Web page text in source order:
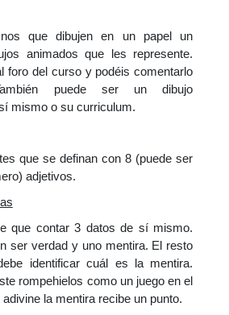
que dibujen en un papel un
animados que les represente.
foro del curso y podéis comentarlo
puede ser un dibujo
mismo o su curriculum.
que se definan con 8 (puede ser
adjetivos.
que contar 3 datos de sí mismo.
ser verdad y uno mentira. El resto
identificar cuál es la mentira.
rompehielos como un juego en el
la mentira recibe un punto.